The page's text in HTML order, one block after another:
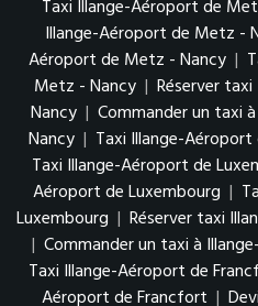
Taxi Illange-Aéroport de
Illange-Aéroport de Metz -
Aéroport de Metz - Nancy |
Metz - Nancy | Réserver
Nancy | Commander un taxi
Nancy | Taxi Illange-
Taxi Illange-Aéroport de
Aéroport de Luxembourg |
Luxembourg | Réserver taxi
| Commander un taxi à
Taxi Illange-Aéroport de
Aéroport de Francfort |